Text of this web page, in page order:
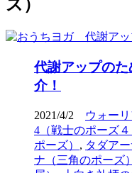
ズ）
代謝アップの
介！
2021/4/2 ウォー
4（戦士のポーズ４
ポーズ） , タダア
ナ（三角のポーズ）